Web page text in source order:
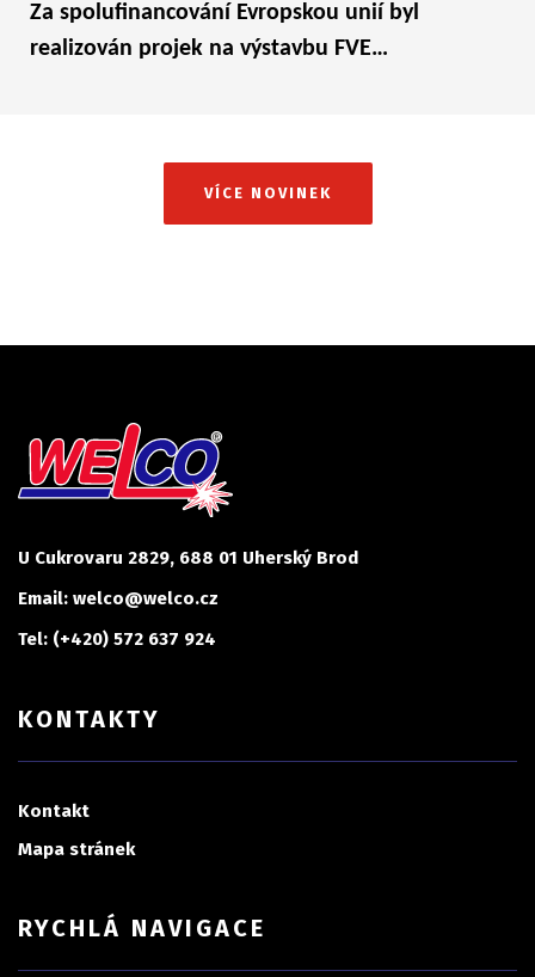
Za spolufinancování Evropskou unií byl
realizován projek na výstavbu FVE…
VÍCE NOVINEK
U Cukrovaru 2829, 688 01 Uherský Brod
Email: welco@welco.cz
Tel: (+420) 572 637 924
KONTAKTY
Kontakt
Mapa stránek
RYCHLÁ NAVIGACE